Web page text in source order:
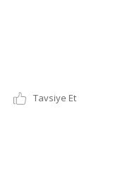
Tavsiye Et